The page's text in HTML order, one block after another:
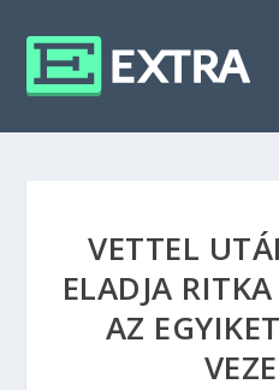
VETTEL
ELADJA
AZ